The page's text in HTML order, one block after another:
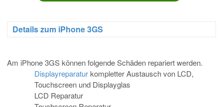
Details zum iPhone 3GS
Am iPhone 3GS können folgende Schäden repariert werden.
Displayreparaturkompletter Austausch von LCD,
Touchscreen und Displayglas
LCD Reparatur